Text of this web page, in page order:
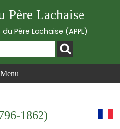
Père Lachaise
Père Lachaise (APPL)
Menu
1862)